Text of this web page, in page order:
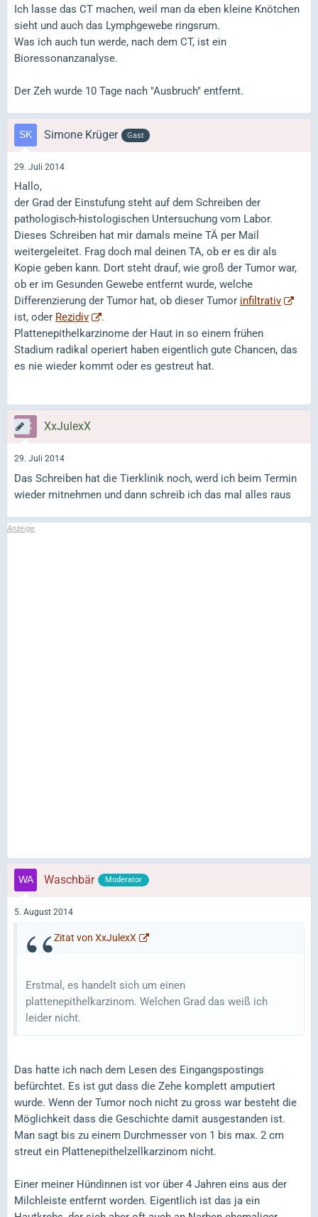
Ich lasse das CT machen, weil man da eben kleine Knötchen
sieht und auch das Lymphgewebe ringsrum.
Was ich auch tun werde, nach dem CT, ist ein
Bioressonanzanalyse.
Der Zeh wurde 10 Tage nach "Ausbruch" entfernt.
Simone Krüger Gast
29. Juli 2014
Hallo,
der Grad der Einstufung steht auf dem Schreiben der
pathologisch-histologischen Untersuchung vom Labor.
Dieses Schreiben hat mir damals meine TÄ per Mail
weitergeleitet. Frag doch mal deinen TA, ob er es dir als
Kopie geben kann. Dort steht drauf, wie groß der Tumor war,
ob er im Gesunden Gewebe entfernt wurde, welche
Differenzierung der Tumor hat, ob dieser Tumor infiltrativ
ist, oder Rezidiv
.
Plattenepithelkarzinome der Haut in so einem frühen
Stadium radikal operiert haben eigentlich gute Chancen, das
es nie wieder kommt oder es gestreut hat.
XxJulexX
29. Juli 2014
Das Schreiben hat die Tierklinik noch, werd ich beim Termin
wieder mitnehmen und dann schreib ich das mal alles raus
Waschbär Moderator
5. August 2014
Zitat von XxJulexX
Erstmal, es handelt sich um einen
plattenepithelkarzinom. Welchen Grad das weiß ich
leider nicht.
Das hatte ich nach dem Lesen des Eingangspostings
befürchtet. Es ist gut dass die Zehe komplett amputiert
wurde. Wenn der Tumor noch nicht zu gross war besteht die
Möglichkeit dass die Geschichte damit ausgestanden ist.
Man sagt bis zu einem Durchmesser von 1 bis max. 2 cm
streut ein Plattenepithelzellkarzinom nicht.
Einer meiner Hündinnen ist vor über 4 Jahren eins aus der
Milchleiste entfernt worden. Eigentlich ist das ja ein